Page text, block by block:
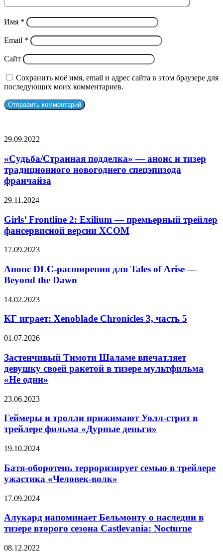
Имя *
Email *
Сайт
Сохранить моё имя, email и адрес сайта в этом браузере для
последующих моих комментариев.
«Судьба/
подделка»
—
анонс
и
традиционного
спецэпизода
франчайза
29.09.2022
«Судьба/Странная подделка» — анонс и тизер
традиционного новогоднего спецэпизода
франчайза
Girls’
2:
Exilium
—
трейлер
версии
XCOM
29.11.2024
Girls’ Frontline 2: Exilium — премьерный трейлер
фансервисной версии XCOM
Анонс
расширения
для
Tales
Beyond
Dawn
17.09.2023
Анонс DLC-расширения для Tales of Arise —
Beyond the Dawn
КГ
Xenoblade
Chronicles
3,
5
14.02.2023
КГ играет: Xenoblade Chronicles 3, часть 5
Застенчивый
Шаламе
впечатляет
девушку
своей
в
мультфильма
«Не
одни»
01.07.2026
Застенчивый Тимоти Шаламе впечатляет
девушку своей ракетой в тизере мультфильма
«Не одни»
Геймеры
тролли
прижимают
Уолл-
в
фильма
«Дурные
23.06.2023
Геймеры и тролли прижимают Уолл-стрит в
трейлере фильма «Дурные деньги»
Батя-
терроризирует
семью
в
ужастика
волк»
19.10.2024
Батя-оборотень терроризирует семью в трейлере
ужастика «Человек-волк»
Алукард
Бельмонту
наследии
тизере
17.09.2024
Алукард напоминает Бельмонту о наследии в
тизере второго сезона Castlevania: Nocturne
Александра
08.12.2022